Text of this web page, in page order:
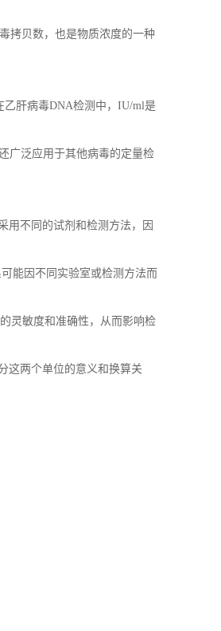
拷贝数，也是物质浓度的一种
乙肝病毒DNA检测中，IU/ml是
广泛应用于其他病毒的定量检
用不同的试剂和检测方法，因
能因不同实验室或检测方法而
灵敏度和准确性，从而影响检
这两个单位的意义和换算关